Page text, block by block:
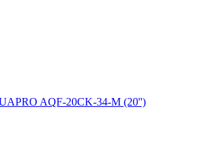
AQF-20CK-34-M (20'')